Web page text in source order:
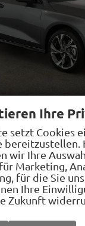
mit Tageszulassung
Getriebe
Außenfarbe
Ihre
setzt Cookies
bereitzustellen.
wir Ihre
Marketing,
für die Sie
Ihre
Zukunft